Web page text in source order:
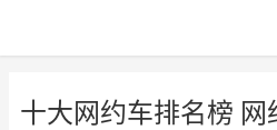
十大网约车排名榜